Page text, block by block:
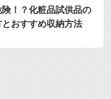
！？化粧品試供品の
おすすめ収納方法